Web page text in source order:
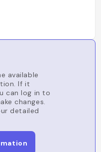
available
If it
can log in to
changes.
detailed